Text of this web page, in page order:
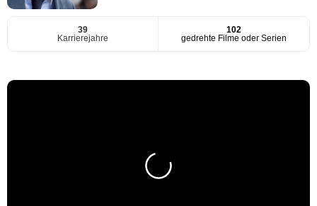
39
Karrierejahre
102
gedrehte Filme oder Serien